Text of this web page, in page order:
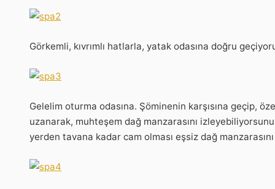
Görkemli, kıvrımlı hatlarla, yatak odasına doğru
Gelelim oturma odasına. Şöminenin karşısına geçip,
uzanarak, muhteşem dağ manzarasını
yerden tavana kadar cam olması eşsiz dağ